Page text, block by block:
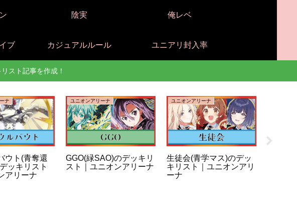
陰実 俺レベ
ブ カジュアルルール ユニアリ封入率
スト記事を作成！
ナ
ウト(青奪還
ッキリスト
アリーナ
ユニオンアリーナ
GGO(緑SAO)のデッキリ
スト｜ユニオンアリーナ
ユニオンアリーナ
生徒会(青学マス)のデッ
キリスト｜ユニオンアリ
ーナ